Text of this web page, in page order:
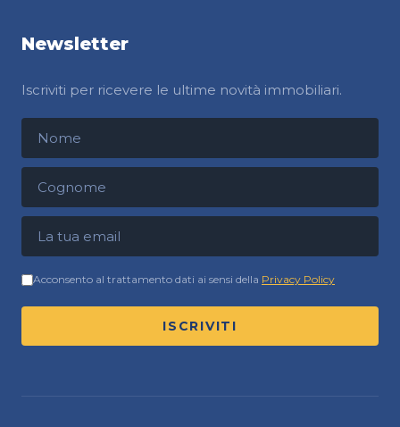
Newsletter
Iscriviti per ricevere le ultime novità immobiliari.
Nome
Cognome
Indirizzo email
Acconsento al trattamento dati ai sensi della Privacy Policy
ISCRIVITI